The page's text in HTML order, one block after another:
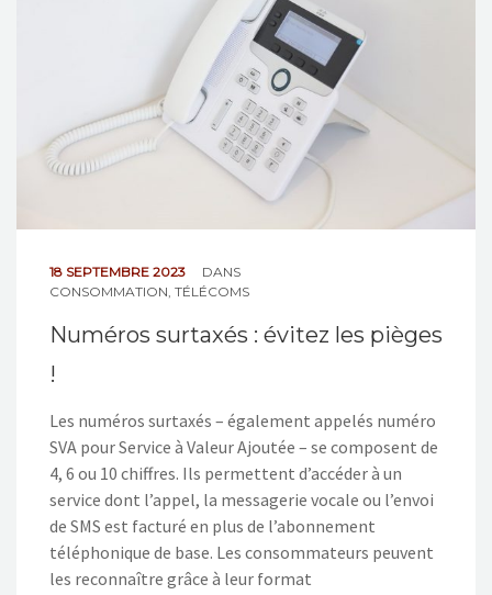
18 SEPTEMBRE 2023
DANS
CONSOMMATION TÉLÉCOMS
Numéros surtaxés : évitez les pièges
!
Les numéros surtaxés – également appelés numéro
SVA pour Service à Valeur Ajoutée – se composent de
4, 6 ou 10 chiffres. Ils permettent d’accéder à un
service dont l’appel, la messagerie vocale ou l’envoi
de SMS est facturé en plus de l’abonnement
téléphonique de base. Les consommateurs peuvent
les reconnaître grâce à leur format